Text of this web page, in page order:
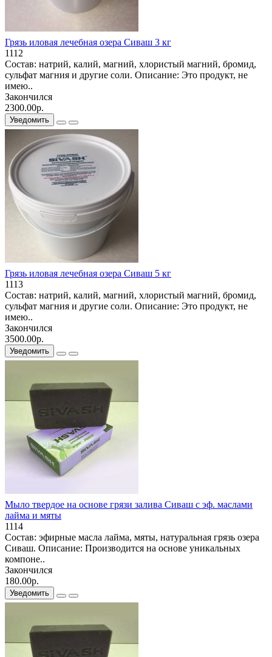
Грязь иловая лечебная озера Сиваш 3 кг
1112
Состав: натрий, калий, магний, хлористый магний, бромид,
сульфат магния и другие соли. Описание: Это продукт, не
имею..
Закончился
2300.00р.
Уведомить
Грязь иловая лечебная озера Сиваш 5 кг
1113
Состав: натрий, калий, магний, хлористый магний, бромид,
сульфат магния и другие соли. Описание: Это продукт, не
имею..
Закончился
3500.00р.
Уведомить
Мыло твердое на основе грязи залива Сиваш с эф. маслами
лайма и мяты
1114
Состав: эфирные масла лайма, мяты, натуральная грязь озера
Сиваш. Описание: Производится на основе уникальных
компоне..
Закончился
180.00р.
Уведомить